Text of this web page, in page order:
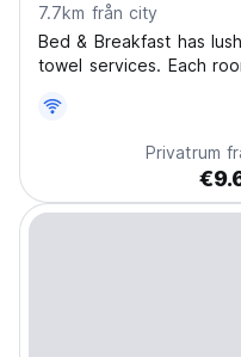
7.7km från city
Bed & Breakfast has
towel services. Each
and toilet. Some rooms
conditioning, while
Privatrum